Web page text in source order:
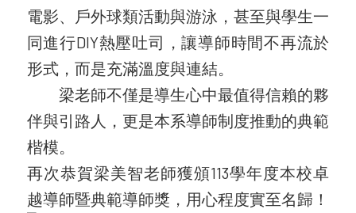
電影、戶外球類活動與游泳，甚至與學生一
同進行DIY熱壓吐司，讓導師時間不再流於
形式，而是充滿溫度與連結。
梁老師不僅是導生心中最值得信賴的夥
伴與引路人，更是本系導師制度推動的典範
楷模。
再次恭賀梁美智老師獲頒113學年度本校卓
越導師暨典範導師獎，用心程度實至名歸！